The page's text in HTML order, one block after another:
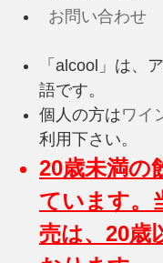
お問い合わせ
「alcool」は、
語です。
個人の方はワイ
利用下さい。
20歳未満の
ています。
売は、20歳